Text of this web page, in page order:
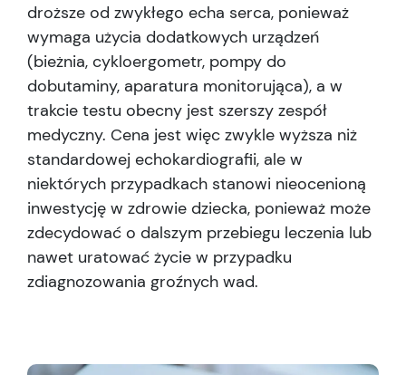
droższe od zwykłego echa serca, ponieważ
wymaga użycia dodatkowych urządzeń
(bieżnia, cykloergometr, pompy do
dobutaminy, aparatura monitorująca), a w
trakcie testu obecny jest szerszy zespół
medyczny. Cena jest więc zwykle wyższa niż
standardowej echokardiografii, ale w
niektórych przypadkach stanowi nieocenioną
inwestycję w zdrowie dziecka, ponieważ może
zdecydować o dalszym przebiegu leczenia lub
nawet uratować życie w przypadku
zdiagnozowania groźnych wad.